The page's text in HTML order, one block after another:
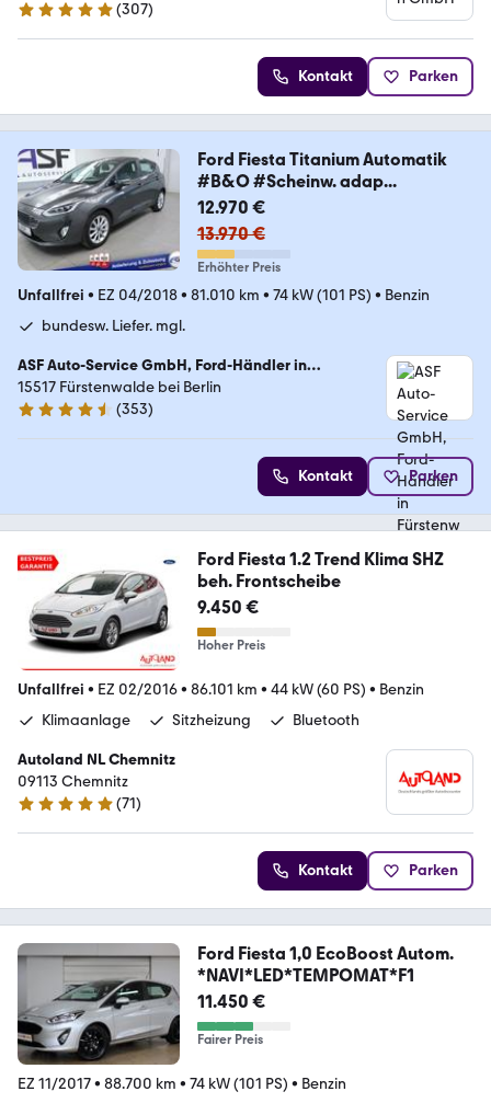
4.8 Sterne (307)
Kontakt Parken
Ford Fiesta Titanium Automatik
#B&O #Scheinw. adap...
12.970 €
13.970 €
Erhöhter Preis
Unfallfrei • EZ 04/2018• 81.010 km • 74 kW (101 PS) • Benzin
bundesw. Liefer. mgl.
ASF Auto-Service GmbH, Ford-Händler in
Fürstenwalde bei Berlin
15517 Fürstenwalde bei Berlin
4.6 Sterne
(353)
Kontakt Parken
Ford Fiesta 1.2 Trend Klima SHZ
beh. Frontscheibe
9.450 €
Hoher Preis
Unfallfrei • EZ 02/2016• 86.101 km • 44 kW (60 PS) • Benzin
Klimaanlage
Sitzheizung Bluetooth
Autoland NL Chemnitz
09113 Chemnitz
4.8 Sterne
(71)
Kontakt Parken
Ford Fiesta 1,0 EcoBoost Autom.
*NAVI*LED*TEMPOMAT*F1
11.450 €
Fairer Preis
EZ 11/2017• 88.700 km • 74 kW (101 PS) • Benzin